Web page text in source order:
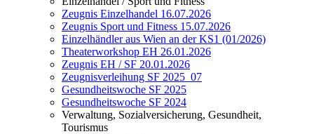
Zeugnis Einzelhandel 16.07.2026
Zeugnis Sport und Fitness 15.07.2026
Einzelhändler aus Wien an der KS1 (01/2026)
Theaterworkshop EH 26.01.2026
Zeugnis EH / SF 20.01.2026
Zeugnisverleihung SF 2025_07
Gesundheitswoche SF 2025
Gesundheitswoche SF 2024
Verwaltung, Sozialversicherung, Gesundheit,
Tourismus